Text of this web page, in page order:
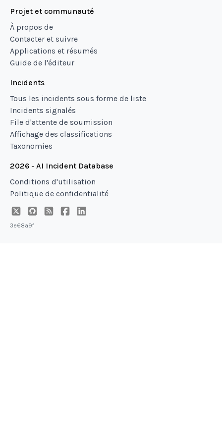
Projet et communauté
À propos de
Contacter et suivre
Applications et résumés
Guide de l'éditeur
Incidents
Tous les incidents sous forme de liste
Incidents signalés
File d'attente de soumission
Affichage des classifications
Taxonomies
2026 - AI Incident Database
Conditions d'utilisation
Politique de confidentialité
3e68a9f